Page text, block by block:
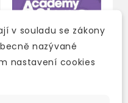
v souladu se zákony
nazývané
nastavení cookies